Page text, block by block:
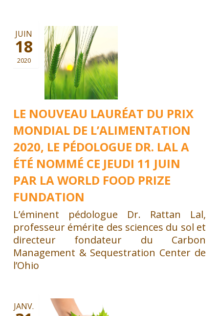
LE NOUVEAU LAURÉAT DU PRIX
MONDIAL DE L’ALIMENTATION
2020, LE PÉDOLOGUE DR. LAL A
ÉTÉ NOMMÉ CE JEUDI 11 JUIN
PAR LA WORLD FOOD PRIZE
FUNDATION
JUIN
18
2020
L’éminent pédologue Dr. Rattan Lal,
professeur émérite des sciences du sol et
directeur fondateur du Carbon
Management & Sequestration Center de
l’Ohio
JANV.